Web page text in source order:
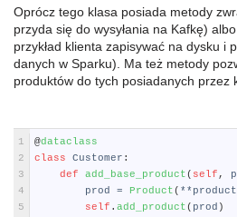
Oprócz tego klasa posiada metody
przyda się do wysyłania na Kafkę)
przykład klienta zapisywać na dysku i
danych w Sparku). Ma też metody
produktów do tych posiadanych przez
1
2
3
4
5
@dataclass
class
Customer :
def
add_base_product( self ,
prod
= Product( ** product
self . add_product( prod )